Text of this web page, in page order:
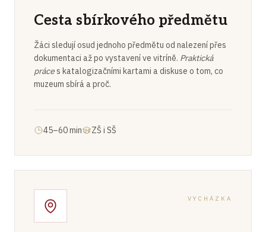
Cesta sbírkového předmětu
Žáci sledují osud jednoho předmětu od nalezení přes
dokumentaci až po vystavení ve vitríně. Praktická
práces katalogizačními kartami a diskuse o tom, co
muzeum sbírá a proč.
45–60 min ZŠ i SŠ
VYCHÁZKA